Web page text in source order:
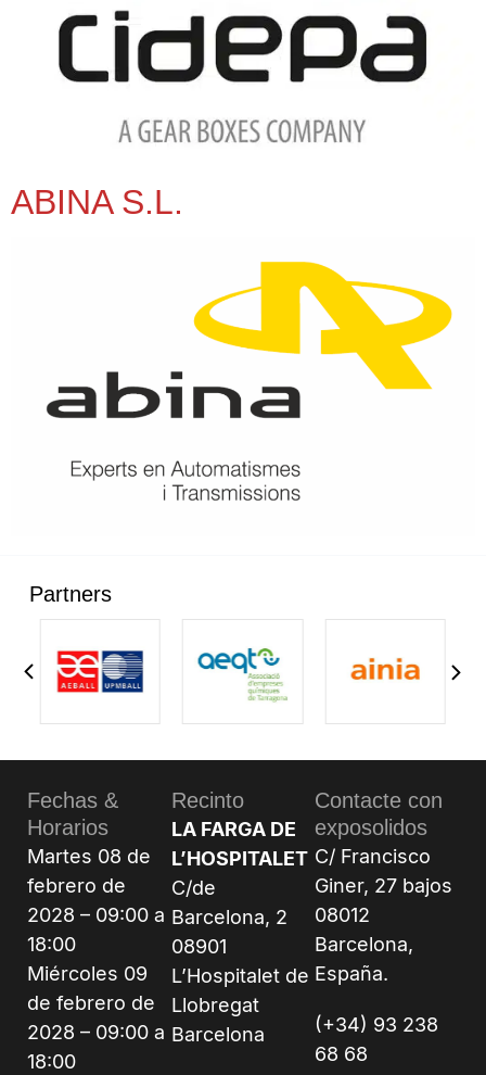
ABINA S.L.
Partners
Fechas &
Horarios
Martes 08 de
febrero de
2028 – 09:00 a
18:00
Miércoles 09
de febrero de
2028 – 09:00 a
18:00
Recinto
LA FARGA DE
L’HOSPITALET
C/de
Barcelona, 2
08901
L’Hospitalet de
Llobregat
Barcelona
Contacte con
exposolidos
C/ Francisco
Giner, 27 bajos
08012
Barcelona,
España.
(+34) 93 238
68 68